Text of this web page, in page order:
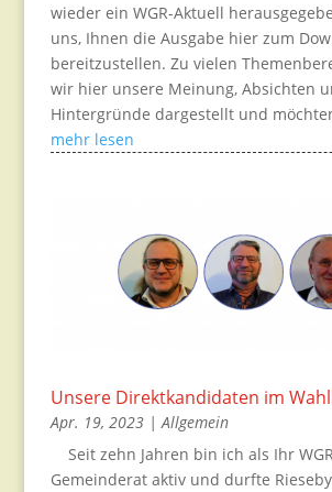
wieder ein WGR-Aktuell
uns, Ihnen die Ausgabe hier zum
bereitzustellen. Zu vielen
wir hier unsere Meinung, Absichten
Hintergründe dargestellt und
mehr lesen
Unsere Direktkandidaten im
Apr. 19, 2023 |Allgemein
Seit zehn Jahren bin ich als Ihr
Gemeinderat aktiv und durfte